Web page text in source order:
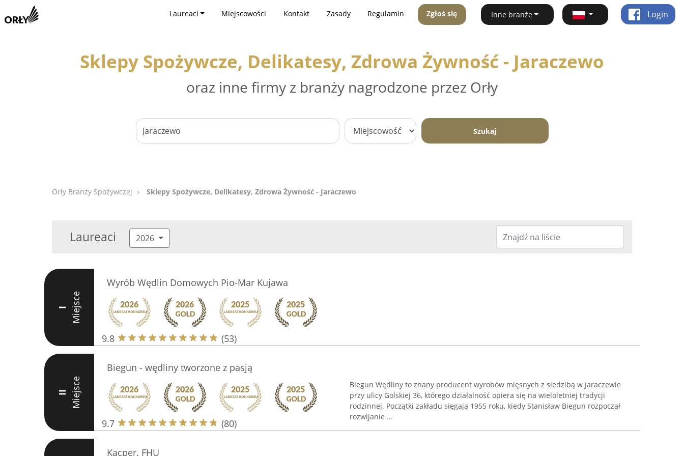
Laureaci Miejscowości Kontakt Zasady Regulamin Zgłoś się Inne branże Login
Sklepy Spożywcze, Delikatesy, Zdrowa Żywność - Jaraczewo
oraz inne firmy z branży nagrodzone przez Orły
Szukaj
Orły Branży Spożywczej Sklepy Spożywcze, Delikatesy, Zdrowa Żywność - Jaraczewo
Laureaci 2026
I Miejsce
Wyrób Wędlin Domowych Pio-Mar Kujawa
9.8 (53)
II Miejsce
Biegun - wędliny tworzone z pasją
9.7 (80)
Biegun Wędliny to znany producent wyrobów mięsnych z siedzibą w Jaraczewie
przy ulicy Golskiej 36, którego działalność opiera się na wieloletniej tradycji
rodzinnej. Początki zakładu sięgają 1955 roku, kiedy Stanisław Biegun rozpoczął
rozwijanie ...
Kacper. FHU